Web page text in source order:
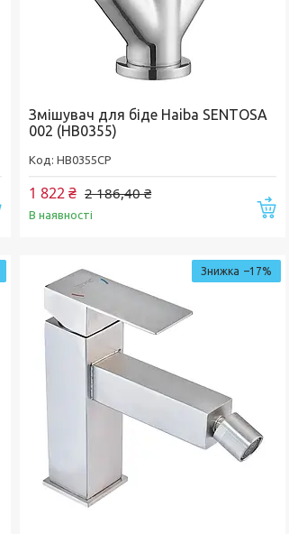
Купити
Змішувач для біде Haiba SENTOSA
002 (HB0355)
HB0355CP
2 186,40 ₴
1 822 ₴
В наявності
–17%